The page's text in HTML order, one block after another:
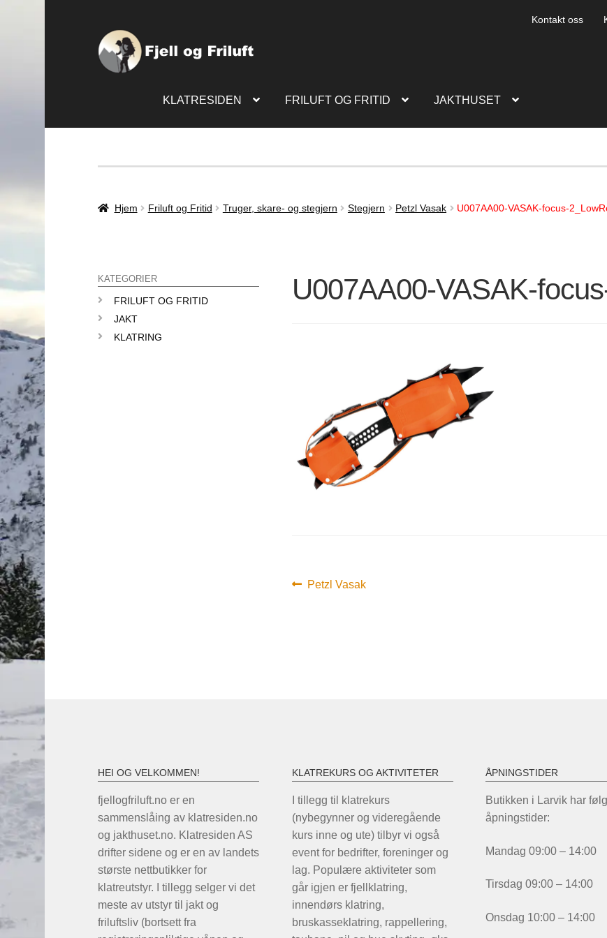
Kontakt oss
KLATRESIDEN FRILUFT OG FRITID JAKTHUSET
Hjem Friluft og Fritid Truger, skare- og stegjern Stegjern Petzl Vasak U007AA00-VASAK-focus-
U007AA00-VASAK-
Innleggsnavigasjon
Forrige
Petzl Vasak
KATEGORIER
FRILUFT OG FRITID
JAKT
KLATRING
HEI OG VELKOMMEN!
fjellogfriluft.no er en
sammenslåing av klatresiden.no
og jakthuset.no. Klatresiden AS
drifter sidene og er en av landets
største nettbutikker for
klatreutstyr. I tillegg selger vi det
meste av utstyr til jakt og
friluftsliv (bortsett fra
KLATREKURS OG AKTIVITETER
I tillegg til klatrekurs
(nybegynner og videregående
kurs inne og ute) tilbyr vi også
event for bedrifter, foreninger og
lag. Populære aktiviteter som
går igjen er fjellklatring,
innendørs klatring,
bruskasseklatring, rappellering,
ÅPNINGSTIDER
Butikken i Larvik har
åpningstider:
Mandag 09:00 – 14:00
Tirsdag 09:00 – 14:00
Onsdag 10:00 – 14:00